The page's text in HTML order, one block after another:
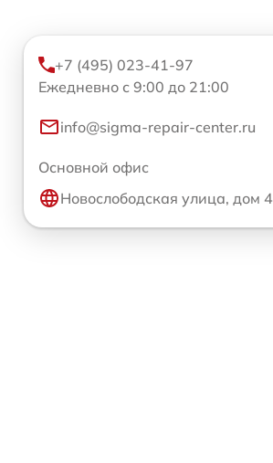
+7 (495) 023-41-97
Ежедневно с 9:00 до 21:00
info@sigma-repair-center.ru
Основной офис
Новослободская улица, дом 4